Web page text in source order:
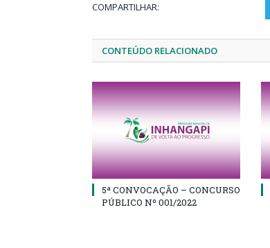
COMPARTILHAR:
CONTEÚDO RELACIONADO
5ª CONVOCAÇÃO – CONCURSO
PÚBLICO Nº 001/2022